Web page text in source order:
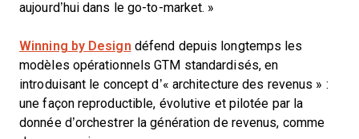
aujourd’hui dans le go-to-market. »
Winning by Design défend depuis longtemps les
modèles opérationnels GTM standardisés, en
introduisant le concept d’« architecture des revenus » :
une façon reproductible, évolutive et pilotée par la
donnée d’orchestrer la génération de revenus, comme